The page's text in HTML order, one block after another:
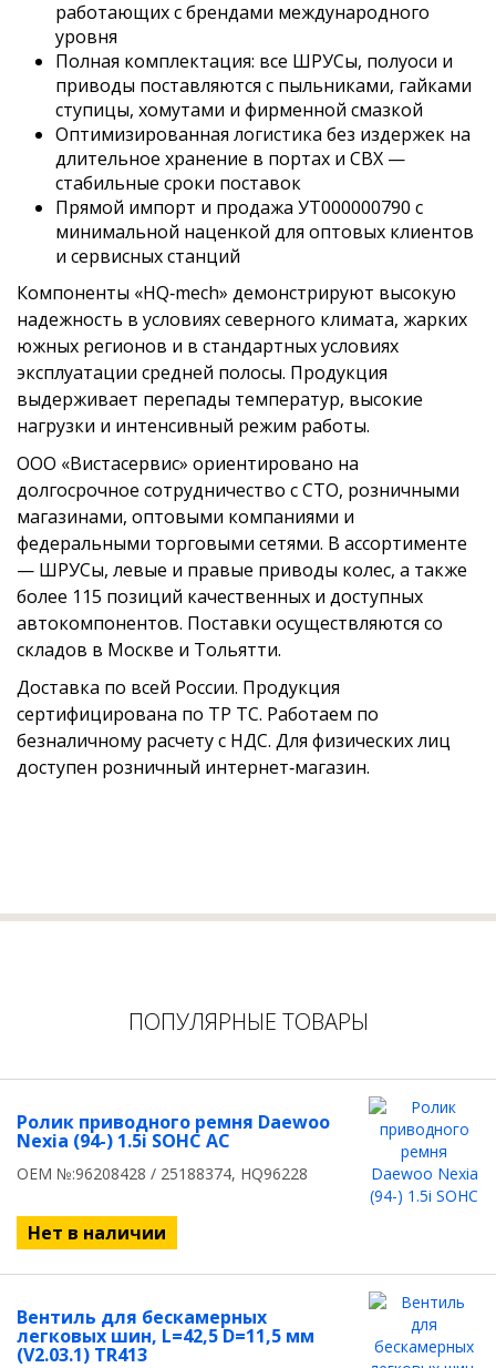
работающих с брендами международного
уровня
Полная комплектация: все ШРУСы, полуоси и
приводы поставляются с пыльниками, гайками
ступицы, хомутами и фирменной смазкой
Оптимизированная логистика без издержек на
длительное хранение в портах и СВХ —
стабильные сроки поставок
Прямой импорт и продажа УТ000000790 с
минимальной наценкой для оптовых клиентов
и сервисных станций
Компоненты «HQ‑mech» демонстрируют высокую
надежность в условиях северного климата, жарких
южных регионов и в стандартных условиях
эксплуатации средней полосы. Продукция
выдерживает перепады температур, высокие
нагрузки и интенсивный режим работы.
ООО «Вистасервис» ориентировано на
долгосрочное сотрудничество с СТО, розничными
магазинами, оптовыми компаниями и
федеральными торговыми сетями. В ассортименте
— ШРУСы, левые и правые приводы колес, а также
более 115 позиций качественных и доступных
автокомпонентов. Поставки осуществляются со
складов в Москве и Тольятти.
Доставка по всей России. Продукция
сертифицирована по ТР ТС. Работаем по
безналичному расчету с НДС. Для физических лиц
доступен розничный интернет‑магазин.
ПОПУЛЯРНЫЕ ТОВАРЫ
Ролик приводного ремня Daewoo
Nexia (94-) 1.5i SOHC AC
OEM №:96208428 / 25188374, HQ96228
Нет в наличии
Вентиль для бескамерных
легковых шин, L=42,5 D=11,5 мм
(V2.03.1) TR413